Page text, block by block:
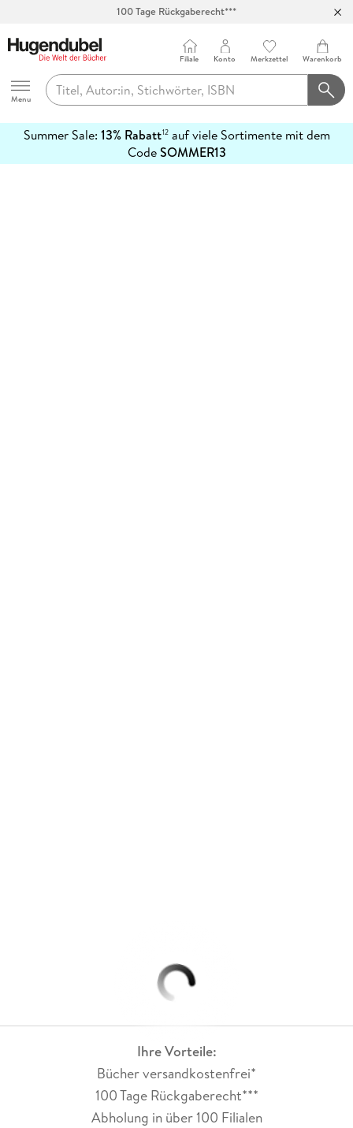
100 Tage Rückgaberecht***
Hugendubel
Menu
Filiale Konto Merkzettel Warenkorb
Summer Sale: 13% Rabatt12auf viele Sortimente mit dem
CodeSOMMER13
erfahren
Ihre Vorteile:
Bücher versandkostenfrei*
100 Tage Rückgaberecht***
Abholung in über 100 Filialen